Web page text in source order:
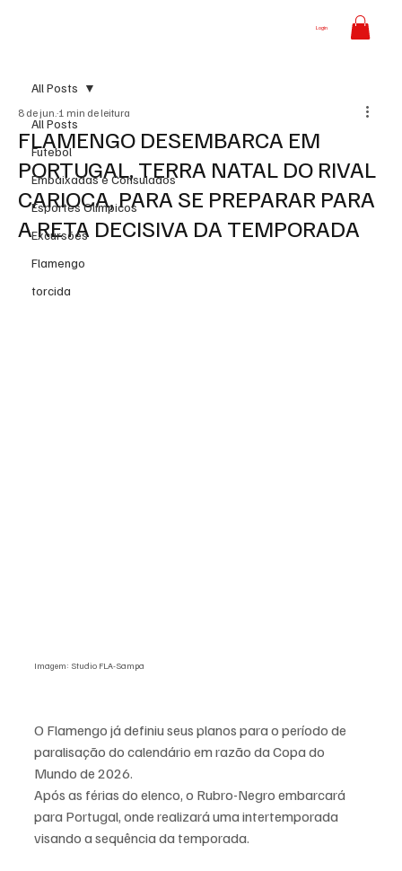
Login
All Posts
Futebol
Embaixadas e Consulados
Esportes Olímpicos
Excursões
Flamengo
torcida
All Posts
FLAMENGO DESEMBARCA EM
PORTUGAL, TERRA NATAL DO RIVAL
CARIOCA, PARA SE PREPARAR PARA
A RETA DECISIVA DA TEMPORADA
8 de jun. 1 min de leitura
Imagem: Studio FLA-Sampa
O Flamengo já definiu seus planos para o período de
paralisação do calendário em razão da Copa do
Mundo de 2026.
Após as férias do elenco, o Rubro-Negro embarcará
para Portugal, onde realizará uma intertemporada
visando a sequência da temporada.